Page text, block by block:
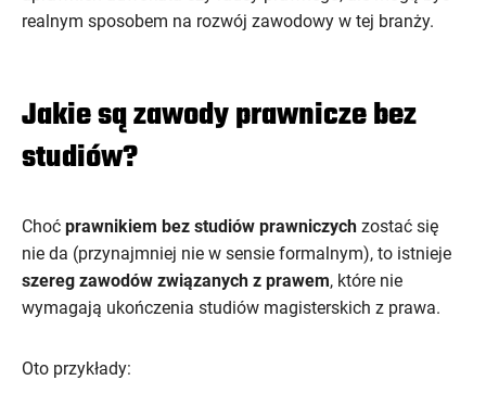
realnym sposobem na rozwój zawodowy w tej branży.
Jakie są zawody prawnicze bez
studiów?
Choć prawnikiem bez studiów prawniczych zostać się
nie da (przynajmniej nie w sensie formalnym), to istnieje
szereg zawodów związanych z prawem, które nie
wymagają ukończenia studiów magisterskich z prawa.
Oto przykłady: